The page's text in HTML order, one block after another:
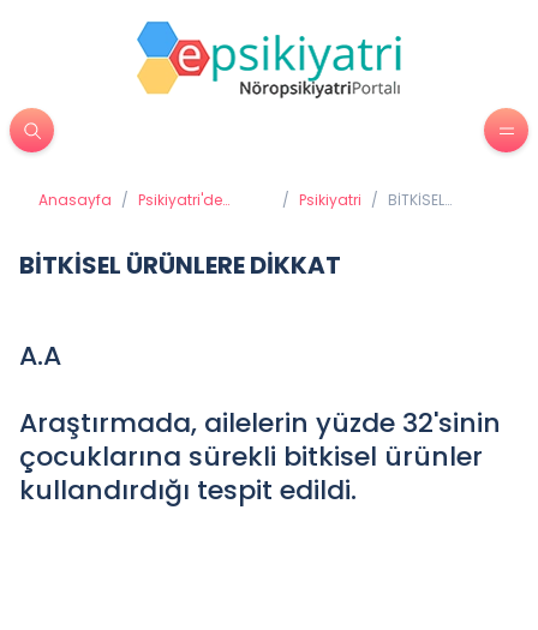
Anasayfa / Psikiyatri'de
/ Psikiyatri / BİTKİSEL
BİTKİSEL ÜRÜNLERE DİKKAT
A.A
Araştırmada, ailelerin yüzde 32'sinin
çocuklarına sürekli bitkisel ürünler
kullandırdığı tespit edildi.